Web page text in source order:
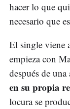
hacer lo que
necesario que
El single viene
empieza con
después de
en su propia
locura se